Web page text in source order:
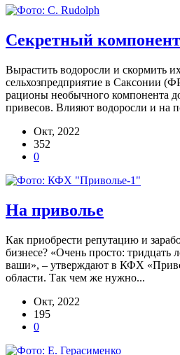
Секретный компонент
Вырастить водоросли и скормить
сельхозпредприятие в Саксонии
рационы необычного компонента
привесов. Влияют водоросли и на
Окт, 2022
352
0
На приволье
Как приобрести репутацию и
бизнесе? «Очень просто: тридцать
ваши», – утверждают в КФХ
области. Так чем же нужно...
Окт, 2022
195
0